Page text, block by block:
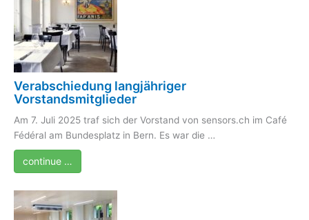
Verabschiedung langjähriger
Vorstandsmitglieder
Am 7. Juli 2025 traf sich der Vorstand von sensors.ch im Café
Fédéral am Bundesplatz in Bern. Es war die …
continue …